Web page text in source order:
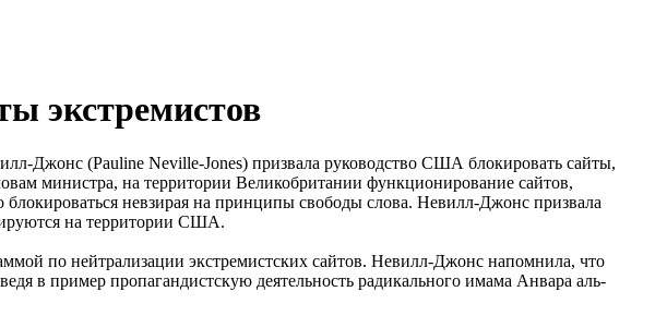
экстремистов
Джонс (Pauline Neville-Jones) призвала руководство США блокировать сайты,
министра, на территории Великобритании функционирование сайтов,
невзирая на принципы свободы слова. Невилл-Джонс призвала
на территории США.
по нейтрализации экстремистских сайтов. Невилл-Джонс напомнила, что
в пример пропагандистскую деятельность радикального имама Анвара аль-